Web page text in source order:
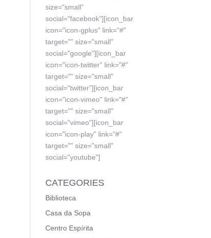
size="small"
social="facebook"][icon_bar
icon="icon-gplus" link="#"
target="" size="small"
social="google"][icon_bar
icon="icon-twitter" link="#"
target="" size="small"
social="twitter"][icon_bar
icon="icon-vimeo" link="#"
target="" size="small"
social="vimeo"][icon_bar
icon="icon-play" link="#"
target="" size="small"
social="youtube"]
CATEGORIES
Biblioteca
Casa da Sopa
Centro Espírita